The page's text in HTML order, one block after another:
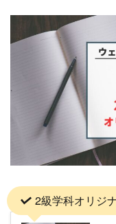
2級学科オリジ